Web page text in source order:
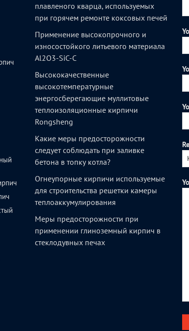
плавленого кварца, используемых
при горячем ремонте коксовых печей
Применение высокопрочного и
износостойкого литьевого материала
Al2O3-SiC-C
Высококачественные
высокотемпературные
энергосберегающие муллитовые
теплоизоляционные кирпичи
Rongsheng
Какие меры предосторожности
следует соблюдать при заливке
бетона в топку котла?
Огнеупорные кирпичи используемые
для строительства решетки камеры
теплоаккумулирования
Меры предосторожности при
применении глиноземный кирпич в
стеклодувных печах